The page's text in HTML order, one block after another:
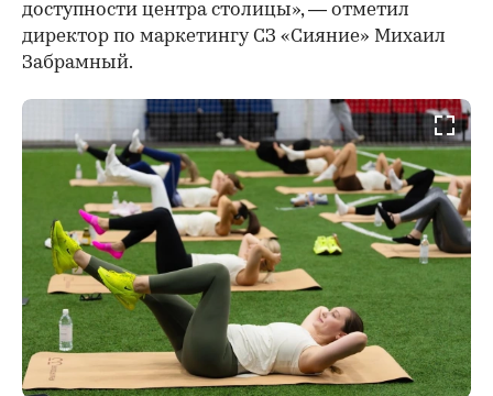
доступности центра столицы», — отметил
директор по маркетингу СЗ «Сияние» Михаил
Забрамный.